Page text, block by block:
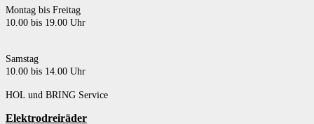
Montag bis Freitag
10.00 bis 19.00 Uhr
Samstag
10.00 bis 14.00 Uhr
HOL und BRING Service
Elektrodreiräder